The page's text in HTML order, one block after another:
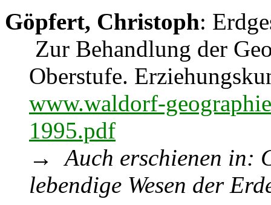
Göpfert, Christoph:
Zur Behandlung der
Oberstufe.
www.waldorf-
1995.pdf
→
Auch erschienen in:
lebendige Wesen der